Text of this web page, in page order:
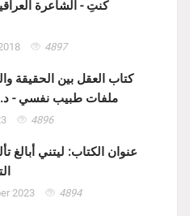
كنتِ - الشاعرة
4897
كتاب العقل بين الحقيقة
ملفات طبيب نفسي - د.
4896
عنوان الكتاب: ليتني أبالغ
2023 4894